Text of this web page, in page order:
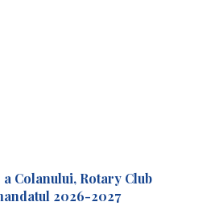
Colanului, Rotary Club
2026-2027